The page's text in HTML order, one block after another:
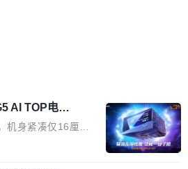
AI TOP电
AI算力打造旗
机身紧凑仅16厘米
后，技嘉科技近日正